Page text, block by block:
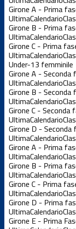
Girone A - Prima
UltimaCalendario
Girone B - Prima
UltimaCalendario
Girone C - Prima
UltimaCalendario
Under-13 femminile
Girone A - Seconda
UltimaCalendario
Girone B - Seconda
UltimaCalendario
Girone C - Seconda
UltimaCalendario
Girone D - Seconda
UltimaCalendario
Girone A - Prima
UltimaCalendario
Girone B - Prima
UltimaCalendario
Girone C - Prima
UltimaCalendario
Girone D - Prima
UltimaCalendario
Girone E - Prima